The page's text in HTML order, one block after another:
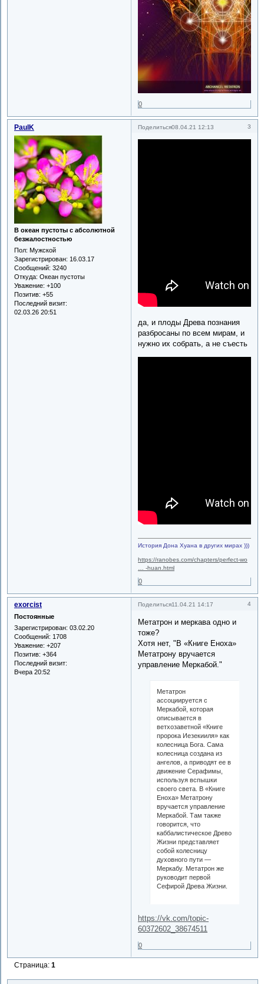
0
Поделиться 3
08.04.21 12:13
PaulK
В океан пустоты с абсолютной
безжалостностью
Пол: Мужской
Зарегистрирован: 16.03.17
Сообщений: 3240
Откуда: Океан пустоты
Уважение: +100
Позитив: +55
Последний визит:
02.03.26 20:51
да, и плоды Древа познания
разбросаны по всем мирам, и
нужно их собрать, а не съесть
История Дона Хуана в других мирах )))
https://ranobes.com/chapters/perfect-wo
… -huan.html
0
Поделиться 4
11.04.21 14:17
exorcist
Постоянные
Зарегистрирован: 03.02.20
Сообщений: 1708
Уважение: +207
Позитив: +364
Последний визит:
Вчера 20:52
Метатрон и меркава одно и
тоже?
Хотя нет, "В «Книге Еноха»
Метатрону вручается
управление Меркабой."
Метатрон
ассоциируется с
Меркабой, которая
описывается в
ветхозаветной «Книге
пророка Иезекииля» как
колесница Бога. Сама
колесница создана из
ангелов, а приводят ее в
движение Серафимы,
используя вспышки
своего света. В «Книге
Еноха» Метатрону
вручается управление
Меркабой. Там также
говорится, что
каббалистическое Древо
Жизни представляет
собой колесницу
духовного пути —
Меркабу. Метатрон же
руководит первой
Сефирой Древа Жизни.
https://vk.com/topic-
60372602_38674511
0
Страница:1